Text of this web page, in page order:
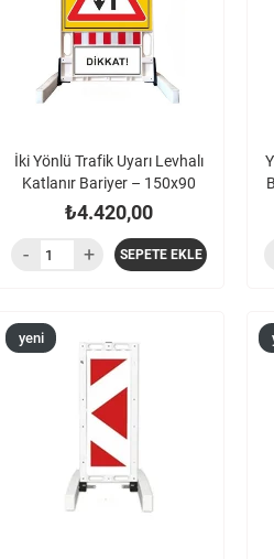
İki Yönlü Trafik Uyarı Levhalı
Katlanır Bariyer – 150x90
₺4.420,00
SEPETE EKLE
yeni